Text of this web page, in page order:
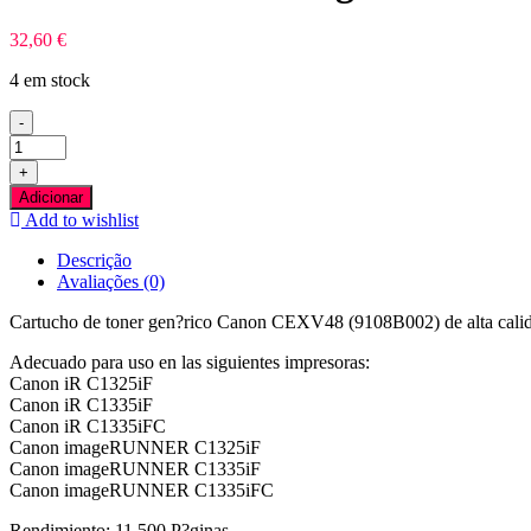
32,60 €
4 em stock
-
Quantidade
de
Canon
CEXV48
Magenta
Compativel
+
Adicionar
Add to wishlist
Descrição
Avaliações (0)
Cartucho de toner gen?rico Canon CEXV48 (9108B002) de alta
Adecuado para uso en las siguientes impresoras:
Canon iR C1325iF
Canon iR C1335iF
Canon iR C1335iFC
Canon imageRUNNER C1325iF
Canon imageRUNNER C1335iF
Canon imageRUNNER C1335iFC